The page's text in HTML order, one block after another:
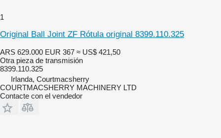
1
Original Ball Joint ZF Rótula original 8399.110.325
ARS 629.000 EUR 367 ≈ US$ 421,50
Otra pieza de transmisión
8399.110.325
Irlanda, Courtmacsherry
COURTMACSHERRY MACHINERY LTD
Contacte con el vendedor